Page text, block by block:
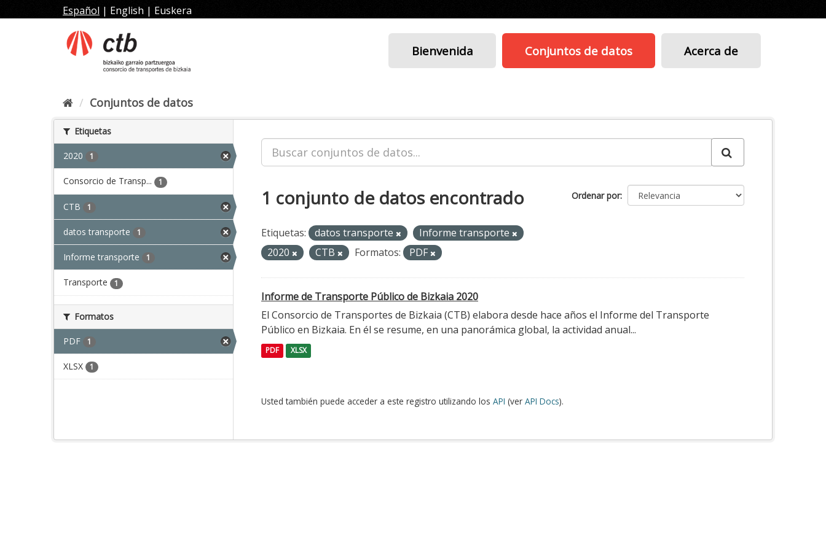
al
Español | English | Euskera
Bienvenida Conjuntos de datos Acerca de
Conjuntos de datos
Etiquetas
2020 1
Consorcio de Transp... 1
CTB 1
datos transporte 1
Informe transporte 1
Transporte 1
Formatos
PDF 1
XLSX 1
Ordenar por
1 conjunto de datos encontrado
Etiquetas: datos transporte
Informe transporte
2020
CTB Formatos: PDF
Informe de Transporte Público de Bizkaia 2020
El Consorcio de Transportes de Bizkaia (CTB) elabora desde hace años el Informe del Transporte
Público en Bizkaia. En él se resume, en una panorámica global, la actividad anual...
PDF XLSX
Usted también puede acceder a este registro utilizando los API (ver API Docs).